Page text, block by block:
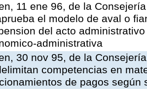
11 ene 96, de la
el modelo de aval o
del acto
administrativa
30 nov 95, de la
competencias en
de pagos según